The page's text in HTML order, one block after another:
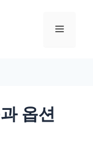
메
옵션